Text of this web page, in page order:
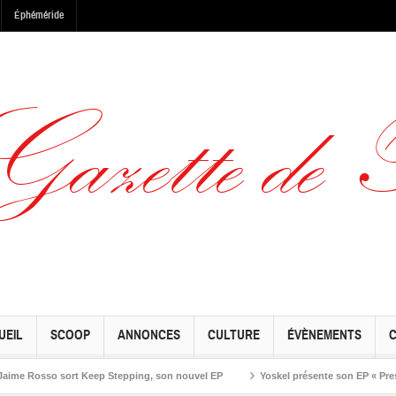
Éphéméride
SCOOP ANNONCES CULTURE ÉVÈNEMENTS
sort Keep Stepping, son nouvel EP Yoskel présente son EP «